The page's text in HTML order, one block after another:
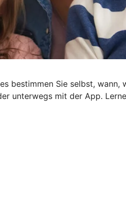
bestimmen Sie selbst, wann,
unterwegs mit der App.